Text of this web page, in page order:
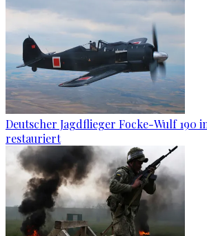
Deutscher Jagdflieger Focke-Wulf 190
restauriert